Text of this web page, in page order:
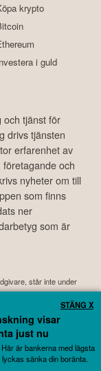
krypto
i guld
och tjänst för
drivs tjänsten
erfarenhet av
och
nyheter om till
som finns
ner
som är
står inte under
att
indirekt härrörande
alltid fattas
för eventuell
på användandet av
visar
just nu
är bankerna med lägsta
sänka din boränta.
STÄNG X